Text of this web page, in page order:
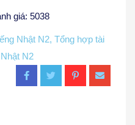
giá: 5038
Nhật N2, Tổng hợp tài
N2